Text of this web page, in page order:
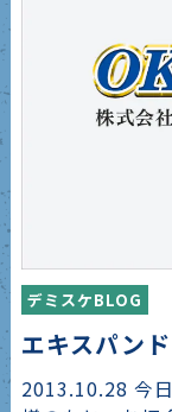
デミスケBLOG
エキスパン
2013.10.28 今